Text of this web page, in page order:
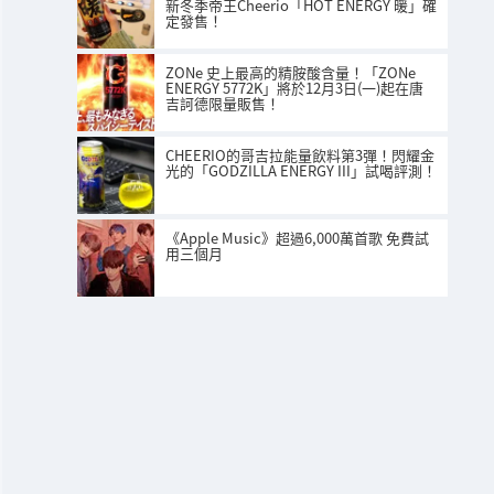
新冬季帝王Cheerio「HOT ENERGY 暖」確
定發售！
ZONe 史上最高的精胺酸含量！「ZONe
ENERGY 5772K」將於12月3日(一)起在唐
吉訶德限量販售！
CHEERIO的哥吉拉能量飲料第3彈！閃耀金
光的「GODZILLA ENERGY III」試喝評測！
《Apple Music》超過6,000萬首歌 免費試
用三個月